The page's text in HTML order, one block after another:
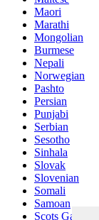
Maori
Marathi
Mongolian
Burmese
Nepali
Norwegian
Pashto
Persian
Punjabi
Serbian
Sesotho
Sinhala
Slovak
Slovenian
Somali
Samoan
Scots Gaelic